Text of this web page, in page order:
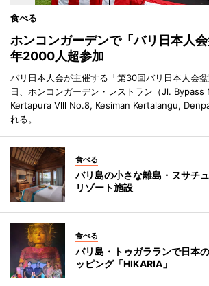
食べる
ホンコンガーデンで「バリ日本人
年2000人超参加
バリ日本人会が主催する「第30回バリ日本人会
日、ホンコンガーデン・レストラン（Jl. Bypass
Kertapura Vlll No.8, Kesiman Kertalangu,
れる。
食べる
バリ島の小さな離島・ヌサチ
リゾート施設
食べる
バリ島・トゥガラランで日本
ッピング「HIKARIA」